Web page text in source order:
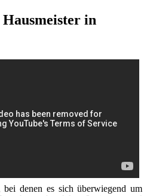
in
bei denen es sich überwiegend um